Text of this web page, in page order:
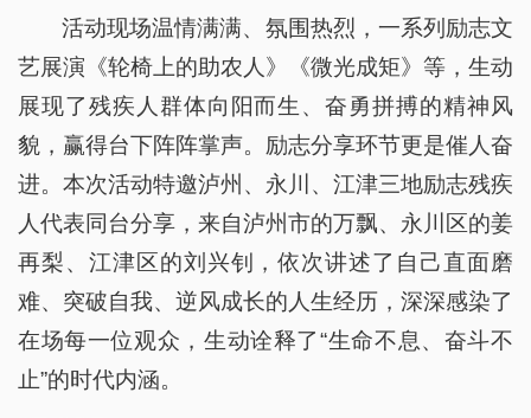
活动现场温情满满、氛围热烈，一系列励志文
艺展演《轮椅上的助农人》《微光成矩》等，生动
展现了残疾人群体向阳而生、奋勇拼搏的精神风
貌，赢得台下阵阵掌声。励志分享环节更是催人奋
进。本次活动特邀泸州、永川、江津三地励志残疾
人代表同台分享，来自泸州市的万飘、永川区的姜
再梨、江津区的刘兴钊，依次讲述了自己直面磨
难、突破自我、逆风成长的人生经历，深深感染了
在场每一位观众，生动诠释了“生命不息、奋斗不
止”的时代内涵。